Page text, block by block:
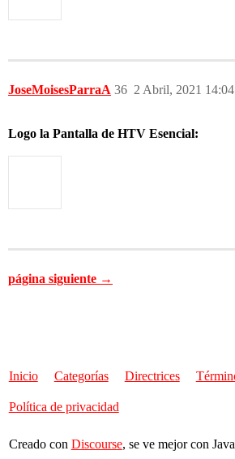
JoseMoisesParraA 2 Abril, 2021 14:04
36
Logo la Pantalla de HTV Esencial:
página siguiente →
Inicio Categorías Directrices
Política de privacidad
Creado con Discourse, se ve mejor con